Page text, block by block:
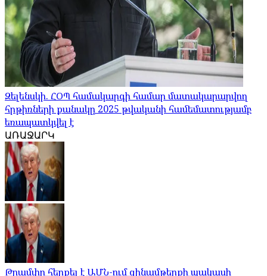
Զելենսկի. ՀՕՊ համակարգի համար մատակարարվող
հրթիռների քանակը 2025 թվականի համեմատությամբ
եռապատկվել է
ԱՌԱՋԱՐԿ
Թրամփը հերքել է ԱՄՆ-ում զինամթերքի պակասի